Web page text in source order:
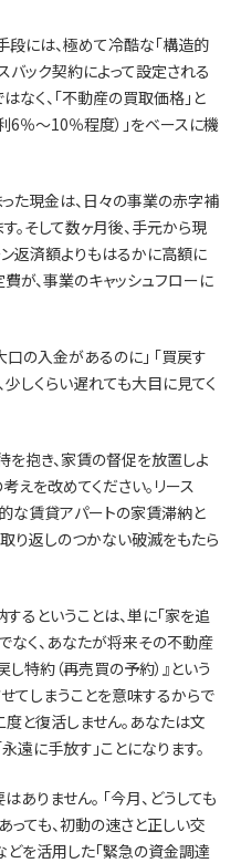
段には、極めて冷酷な「構造的
バック契約によって設定される
く、「不動産の買取価格」と
6％〜10％程度）」をベースに機
た現金は、日々の事業の赤字補
。そして数ヶ月後、手元から現
返済額よりもはるかに高額に
が、事業のキャッシュフローに
口の入金があるのに」 「買戻す
しくらい遅れても大目に見てく
を抱き、家賃の督促を放置しよ
えを改めてください。リース
な賃貸アパートの家賃滞納と
り返しのつかない破滅をもたら
るということは、単に「家を追
なく、あなたが将来その不動産
特約（再売買の予約）』という
てしまうことを意味するからで
と復活しません。あなたは文
遠に手放す」ことになります。
ありません。 「今月、どうしても
ても、初動の速さと正しい交
どを活用した「緊急の資金調達